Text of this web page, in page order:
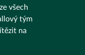
všech
tým
na